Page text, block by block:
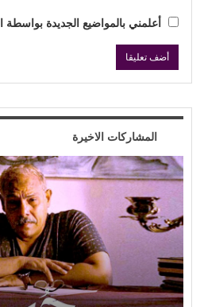
أعلمني بالمواضيع الجديدة بواسطة
المشاركات الاخيرة